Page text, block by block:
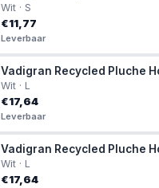
Wit · S
€11,77
Leverbaar
Vadigran Recycled Pluche
Wit · L
€17,64
Leverbaar
Vadigran Recycled Pluche
Wit · L
€17,64